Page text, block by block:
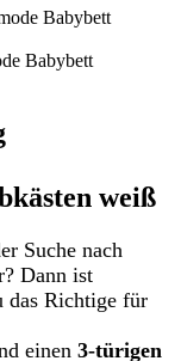
weiß
Suche nach
Dann ist
das Richtige für
einen 3-türigen